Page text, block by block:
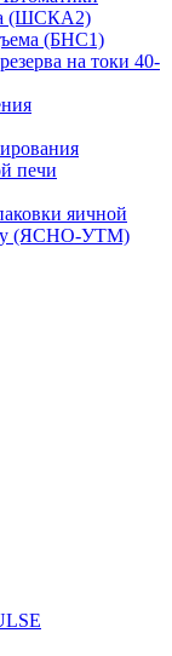
(ШСКА2)
(БНС1)
на токи 40-
печи
яичной
(ЯСНО-УТМ)